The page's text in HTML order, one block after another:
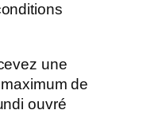
une
de
ouvré